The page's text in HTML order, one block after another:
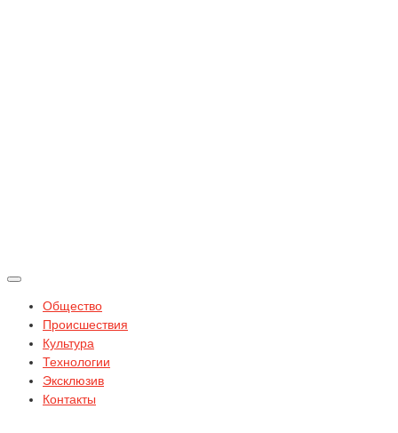
Общество
Происшествия
Культура
Технологии
Эксклюзив
Контакты